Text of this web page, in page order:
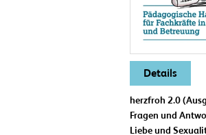
Details
herzfroh 2.0
Fragen und
Liebe und